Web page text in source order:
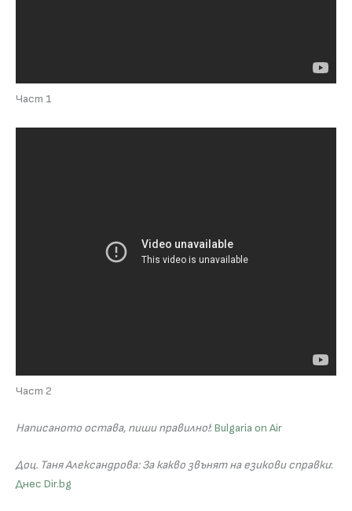
Част 1
Част 2
Написаното остава, пиши правилно!: Bulgaria on Air
Доц. Таня Александрова: За какво звънят на езикови справки:
Днес Dir.bg